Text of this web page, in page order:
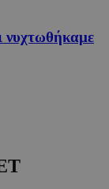
νυχτωθήκαμε